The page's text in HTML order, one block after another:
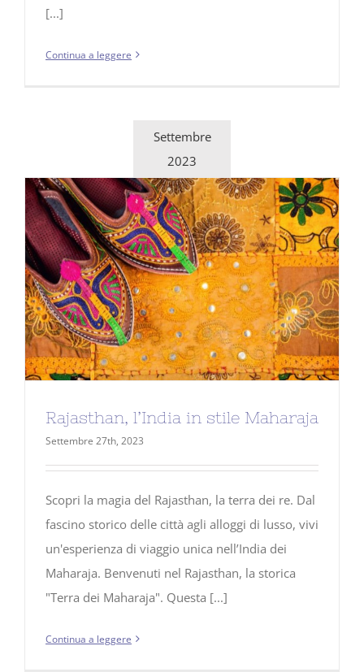
[...]
Continua a leggere
Settembre
2023
Rajasthan, l’India in stile Maharaja
Settembre 27th, 2023
Scopri la magia del Rajasthan, la terra dei re. Dal
fascino storico delle città agli alloggi di lusso, vivi
un'esperienza di viaggio unica nell’India dei
Maharaja. Benvenuti nel Rajasthan, la storica
"Terra dei Maharaja". Questa [...]
Continua a leggere